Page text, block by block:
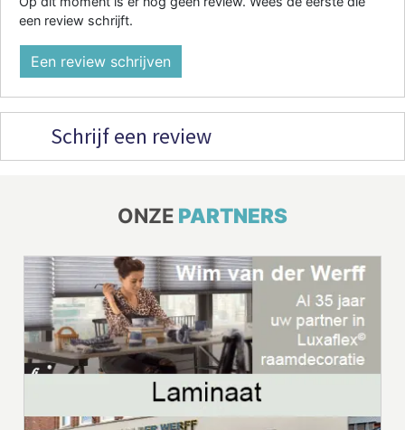
een review schrijft.
Een review schrijven
Schrijf een review
ONZE PARTNERS